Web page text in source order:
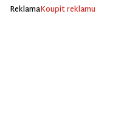
ReklamaKoupit reklamu